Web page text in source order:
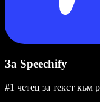
За Speechify
#1 четец за текст към